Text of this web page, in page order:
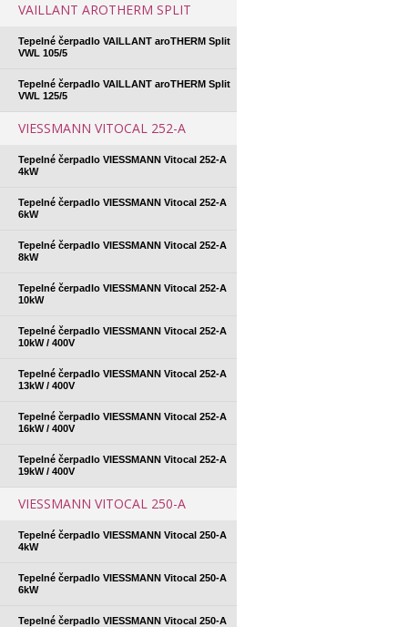
VAILLANT AROTHERM SPLIT
Tepelné čerpadlo VAILLANT aroTHERM Split
VWL 105/5
Tepelné čerpadlo VAILLANT aroTHERM Split
VWL 125/5
VIESSMANN VITOCAL 252-A
Tepelné čerpadlo VIESSMANN Vitocal 252-A
4kW
Tepelné čerpadlo VIESSMANN Vitocal 252-A
6kW
Tepelné čerpadlo VIESSMANN Vitocal 252-A
8kW
Tepelné čerpadlo VIESSMANN Vitocal 252-A
10kW
Tepelné čerpadlo VIESSMANN Vitocal 252-A
10kW / 400V
Tepelné čerpadlo VIESSMANN Vitocal 252-A
13kW / 400V
Tepelné čerpadlo VIESSMANN Vitocal 252-A
16kW / 400V
Tepelné čerpadlo VIESSMANN Vitocal 252-A
19kW / 400V
VIESSMANN VITOCAL 250-A
Tepelné čerpadlo VIESSMANN Vitocal 250-A
4kW
Tepelné čerpadlo VIESSMANN Vitocal 250-A
6kW
Tepelné čerpadlo VIESSMANN Vitocal 250-A